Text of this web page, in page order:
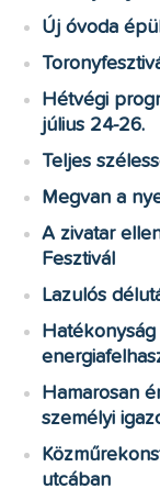
Új óvoda
Hétvégi
július 24-26.
Teljes
Megvan a
A zivatar
Fesztivál
Lazulós
Hamarosan
személyi
utcában